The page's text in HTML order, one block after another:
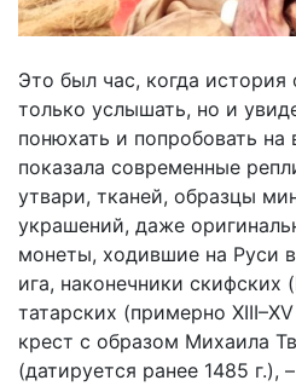
Это был час, когда
только услышать, но и
понюхать и попробовать
показала современные
утвари, тканей, образцы
украшений, даже
монеты, ходившие на Руси
ига, наконечники скифских
татарских (примерно
крест с образом Михаила
(датируется ранее 1485 г.),